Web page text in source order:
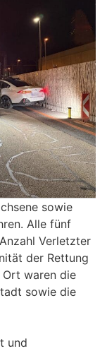
sowie
Alle fünf
Verletzter
der Rettung
Ort waren die
sowie die
und